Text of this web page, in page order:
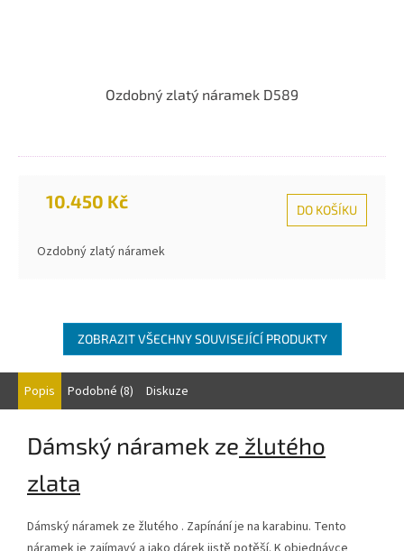
Ozdobný zlatý náramek D589
10.450 Kč DO KOŠÍKU
Ozdobný zlatý náramek
ZOBRAZIT VŠECHNY SOUVISEJÍCÍ PRODUKTY
Popis Podobné (8) Diskuze
Dámský náramek ze žlutého
zlata
Dámský náramek ze žlutého . Zapínání je na karabinu. Tento